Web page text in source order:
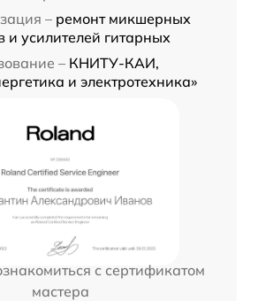
– ремонт микшерных
и усилителей гитарных
– КНИТУ-КАИ,
и электротехника»
с сертификатом
мастера